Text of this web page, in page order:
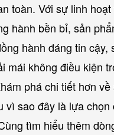
toàn. Với sự linh
hành bền bỉ, sản
hành đáng tin cậy,
mái không điều kiện
phá chi tiết hơn về
vì sao đây là lựa chọn
tìm hiểu thêm